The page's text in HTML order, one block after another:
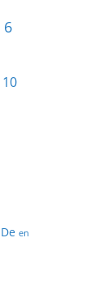
6
10
De en